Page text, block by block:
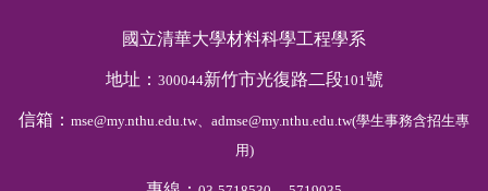
國立清華大學材料科學工程學系
地址： 300044新竹市光復路二段101號
信箱： mse@my.nthu.edu.tw、admse@my.nthu.edu.tw(學生事務含招生專
用)